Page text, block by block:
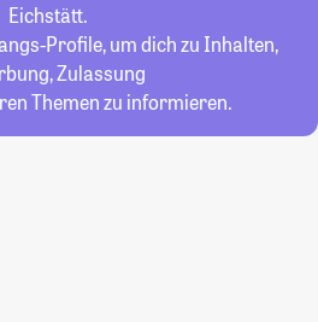
Eichstätt.
Profile, um dich zu Inhalten,
Zulassung
Themen zu informieren.